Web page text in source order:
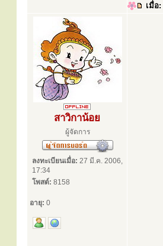
เมื่อ:
สาวิกาน้อย
ผู้จัดการ
ลงทะเบียนเมื่อ: 27 มี.ค. 2006,
17:34
โพสต์: 8158
อายุ: 0